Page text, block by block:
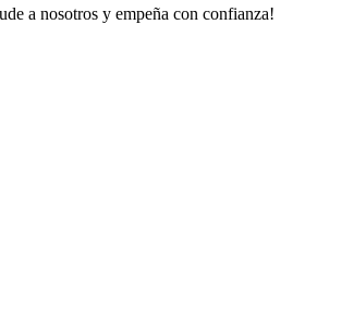
a nosotros y empeña con confianza!